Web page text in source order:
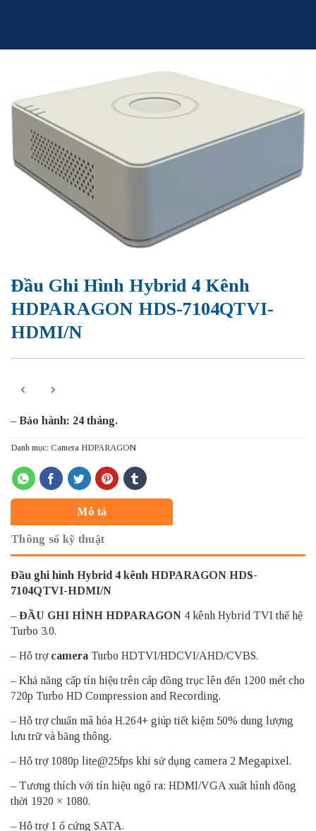
Đầu Ghi Hình Hybrid 4 Kênh
HDPARAGON HDS-7104QTVI-
HDMI/N
– Bảo hành: 24 tháng.
Danh mục: Camera HDPARAGON
Mô tả
Thông số kỹ thuật
Đầu ghi hình Hybrid 4 kênh HDPARAGON HDS-
7104QTVI-HDMI/N
– ĐẦU GHI HÌNH HDPARAGON 4 kênh Hybrid TVI thế hệ
Turbo 3.0.
– Hỗ trợ camera Turbo HDTVI/HDCVI/AHD/CVBS.
– Khả năng cấp tín hiệu trên cáp đồng trục lên đến 1200 mét cho
720p Turbo HD Compression and Recording.
– Hỗ trợ chuẩn mã hóa H.264+ giúp tiết kiệm 50% dung lượng
lưu trữ và băng thông.
– Hỗ trợ 1080p lite@25fps khi sử dụng camera 2 Megapixel.
– Tương thích với tín hiệu ngõ ra: HDMI/VGA xuất hình đồng
thời 1920 × 1080.
– Hỗ trợ 1 ổ cứng SATA.